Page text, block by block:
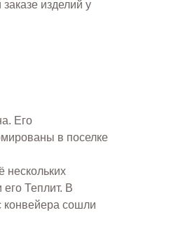
изделий у
Его
в поселке
нескольких
Теплит. В
конвейера сошли